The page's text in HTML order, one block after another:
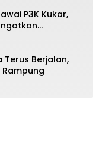
P3K Kukar,
Terus Berjalan,